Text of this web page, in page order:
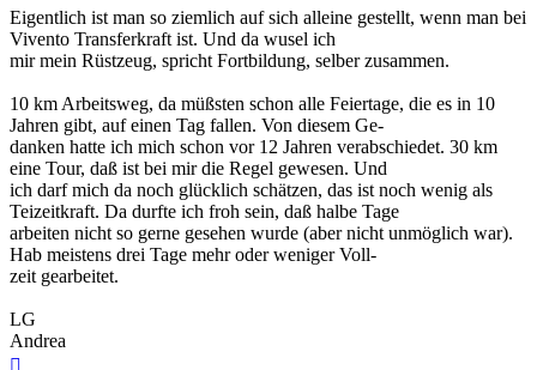
Eigentlich ist man so ziemlich auf sich alleine gestellt, wenn man bei
Vivento Transferkraft ist. Und da wusel ich
mir mein Rüstzeug, spricht Fortbildung, selber zusammen.
10 km Arbeitsweg, da müßsten schon alle Feiertage, die es in 10
Jahren gibt, auf einen Tag fallen. Von diesem Ge-
danken hatte ich mich schon vor 12 Jahren verabschiedet. 30 km
eine Tour, daß ist bei mir die Regel gewesen. Und
ich darf mich da noch glücklich schätzen, das ist noch wenig als
Teizeitkraft. Da durfte ich froh sein, daß halbe Tage
arbeiten nicht so gerne gesehen wurde (aber nicht unmöglich war).
Hab meistens drei Tage mehr oder weniger Voll-
zeit gearbeitet.
LG
Andrea